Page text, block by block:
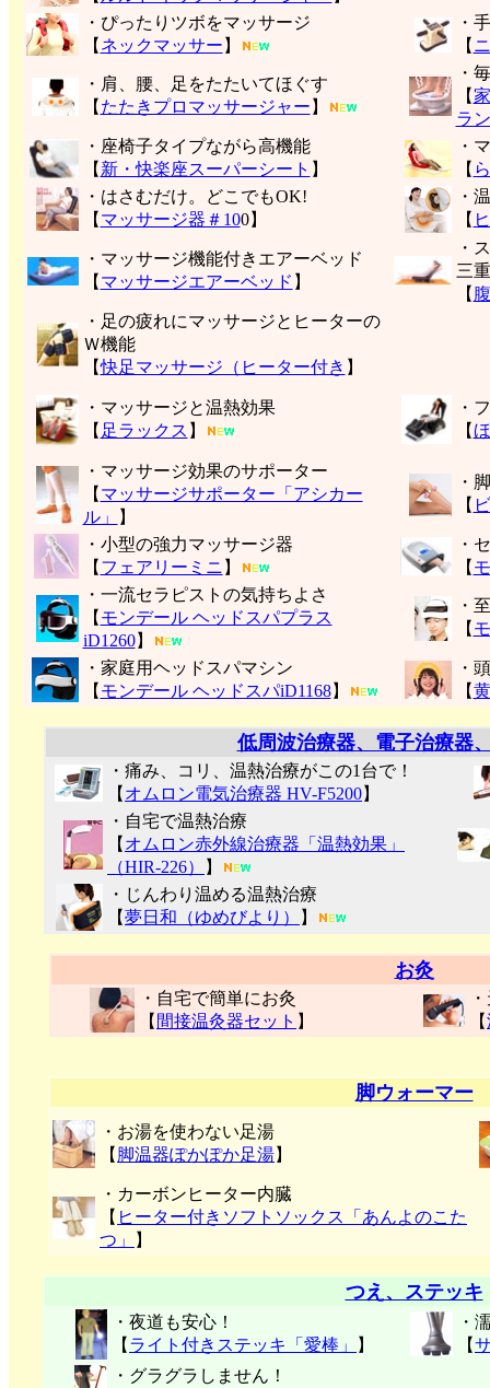
・ぴったりツボをマッサージ
【 ネックマッサー 】
・
【
・肩、腰、足をたたいてほぐす
【 たたきプロマッサージャー 】
・
【
ラ
・座椅子タイプながら高機能
【 新・快楽座スーパーシート 】
・
【
・はさむだけ。どこでもOK!
【 マッサージ器＃100】
・
【
・マッサージ機能付きエアーベッド
【 マッサージエアーベッド 】
・
三
【
・足の疲れにマッサージとヒーターの
Ｗ機能
【快足マッサージ（ヒーター付き 】
・マッサージと温熱効果
【 足ラックス 】
・
【
・マッサージ効果のサポーター
【 マッサージサポーター「アシカー
ル」
】
・
【
・小型の強力マッサージ器
【 フェアリーミニ 】
・
【
・一流セラピストの気持ちよさ
【 モンデール ヘッドスパプラス
iD1260】
・
【
・家庭用ヘッドスパマシン
【 モンデール ヘッドスパiD1168】
・
【
低周波治療器、電子治療器
・痛み、コリ、温熱治療がこの1台で！
【 オムロン電気治療器 HV-F5200】
・自宅で温熱治療
【 オムロン赤外線治療器「温熱効果」
（HIR-226）
】
・じんわり温める温熱治療
【夢日和（ゆめびより） 】
お灸
・自宅で簡単にお灸
【 間接温灸器セット 】
【
脚ウォーマー
・お湯を使わない足湯
【 脚温器ぽかぽか足湯】
・カーボンヒーター内臓
【 ヒーター付きソフトソックス「あんよのこた
つ」
】
つえ、ステッキ
・夜道も安心！
【 ライト付きステッキ「愛棒」 】
・
【
・グラグラしません！